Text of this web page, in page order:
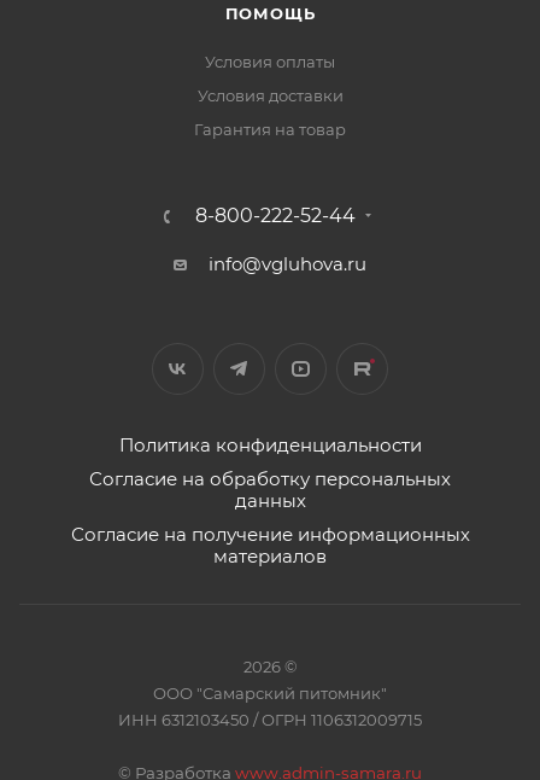
ПОМОЩЬ
Условия оплаты
Условия доставки
Гарантия на товар
8-800-222-52-44
info@vgluhova.ru
Политика конфиденциальности
Согласие на обработку персональных
данных
Согласие на получение информационных
материалов
2026 ©
ООО "Самарский питомник"
ИНН 6312103450 / ОГРН 1106312009715
© Разработка www.admin-samara.ru